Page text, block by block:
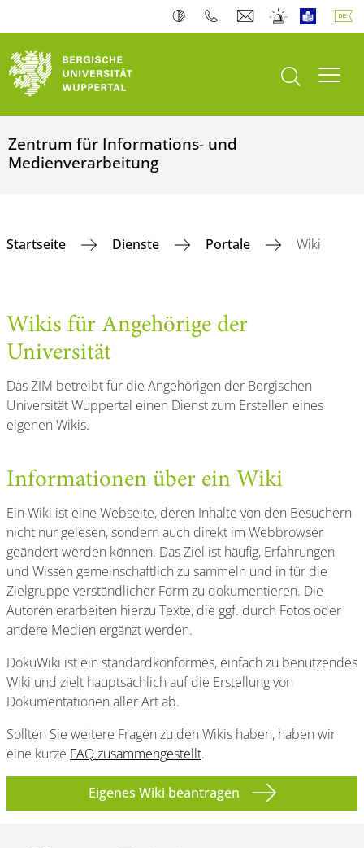
Suche öffnen
Zentrum für Informations- und
Medienverarbeitung
Startseite Dienste Portale Wiki
Wikis für Angehörige der
Universität
Das ZIM betreibt für die Angehörigen der Bergischen
Universität Wuppertal einen Dienst zum Erstellen eines
eigenen Wikis.
Informationen über ein Wiki
Ein Wiki ist eine Webseite, deren Inhalte von den Besuchern
nicht nur gelesen, sondern auch direkt im Webbrowser
geändert werden können. Das Ziel ist häufig, Erfahrungen
und Wissen gemeinschaftlich zu sammeln und in für die
Zielgruppe verständlicher Form zu dokumentieren. Die
Autoren erarbeiten hierzu Texte, die ggf. durch Fotos oder
andere Medien ergänzt werden.
DokuWiki ist ein standardkonformes, einfach zu benutzendes
Wiki und zielt hauptsächlich auf die Erstellung von
Dokumentationen aller Art ab.
Sollten Sie weitere Fragen zu den Wikis haben, haben wir
eine kurze FAQ zusammengestellt.
Eigenes Wiki beantragen